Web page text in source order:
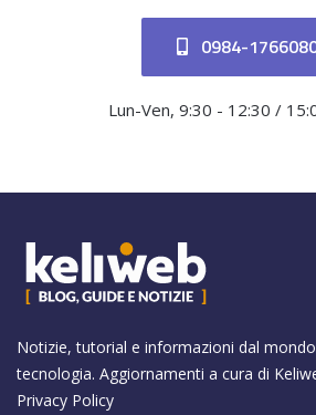
0984-
Lun-Ven, 9:30 - 12:30 /
Notizie, tutorial e informazioni dal
tecnologia. Aggiornamenti a cura di
Privacy Policy